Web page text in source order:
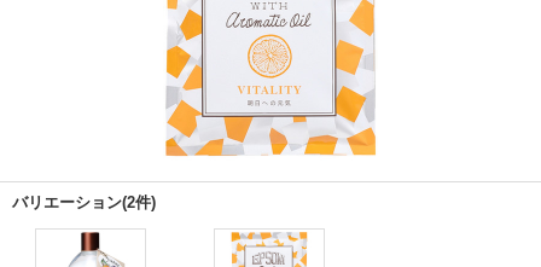
バリエーション(2件)